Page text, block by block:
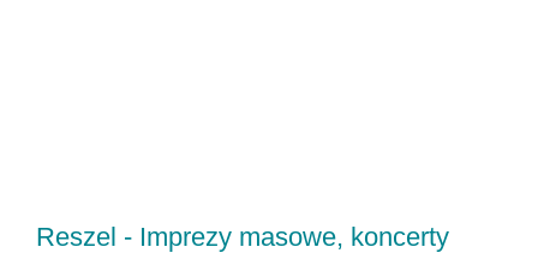
Reszel - Imprezy masowe, koncerty